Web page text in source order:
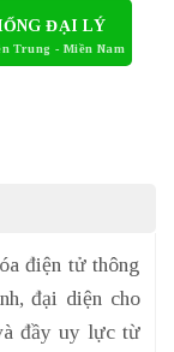
ĐẠI LÝ
điện tử thông
đại diện cho
đầy uy lực từ